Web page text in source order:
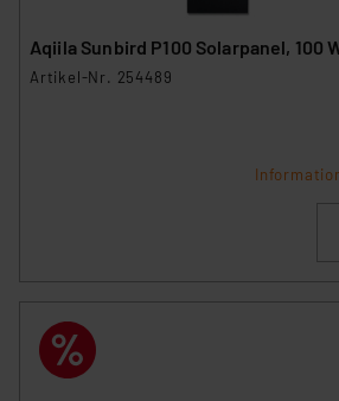
Aqiila Sunbird P100 Solarpanel, 100
Artikel-Nr. 254489